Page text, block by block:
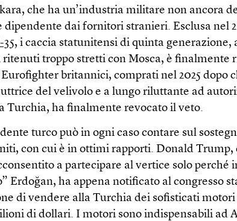
che ha un’industria militare non ancora
dipendente dai fornitori stranieri. Esclusa nel
35, i caccia statunitensi di quinta generazione,
ritenuti troppo stretti con Mosca, è finalmente
britannici, comprati nel 2025 dopo
del velivolo e a lungo riluttante ad
Turchia, ha finalmente revocato il veto.
turco può in ogni caso contare sul
con cui è in ottimi rapporti. Donald Trump,
a partecipare al vertice solo perché
Erdoğan, ha appena notificato al congresso
di vendere alla Turchia dei sofisticati
di dollari. I motori sono indispensabili ad